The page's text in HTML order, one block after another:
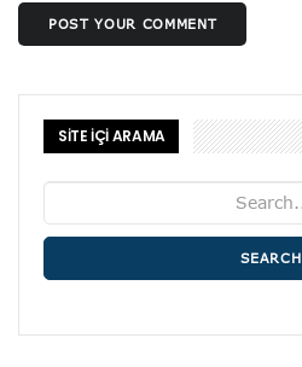
POST YOUR COMMENT
SİTE İÇİ ARAMA
SEARCH